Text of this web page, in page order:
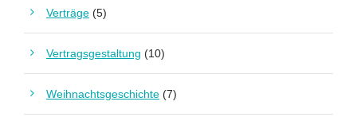
Verträge (5)
Vertragsgestaltung (10)
Weihnachtsgeschichte (7)